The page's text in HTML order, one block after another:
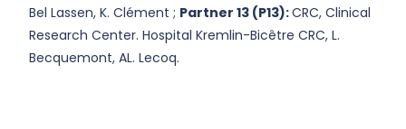
Bel Lassen, K. Clément ; Partner 13 (P13):CRC, Clinical
Research Center. Hospital Kremlin-Bicêtre CRC, L.
Becquemont, AL. Lecoq.